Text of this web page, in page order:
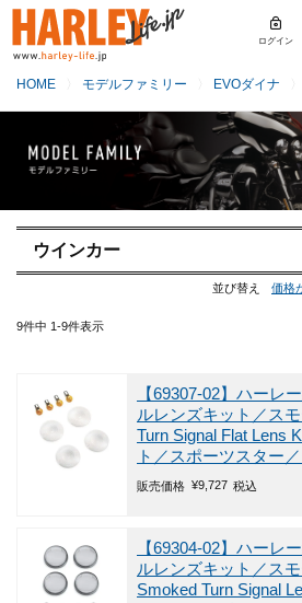
ログイン
HOME モデルファミリー EVOダイナ
ウインカー
並び替え 価格
9件中 1-9件表示
【69307-02】ハー
ルレンズキット／ス
Turn Signal Flat Lens
ト／スポーツスター
販売価格 ¥9,727 税込
【69304-02】ハー
ルレンズキット／ス
Smoked Turn Signal